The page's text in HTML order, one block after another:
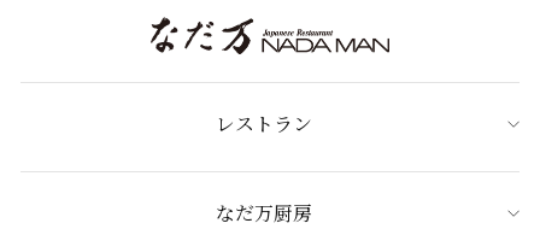
レストラン
なだ万厨房